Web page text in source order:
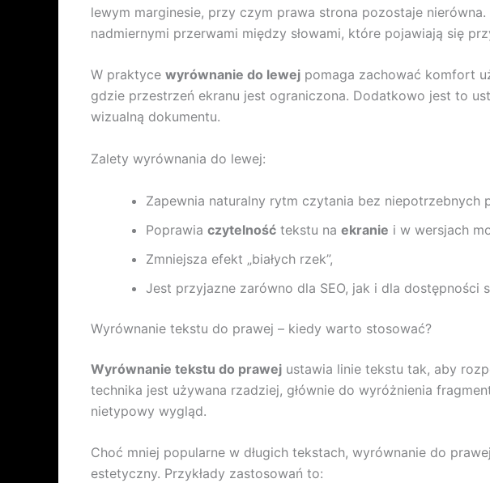
lewym marginesie, przy czym prawa strona pozostaje
nadmiernymi przerwami między słowami, które pojawiają się
W praktyce wyrównanie do lewej pomaga zachować komfort
gdzie przestrzeń ekranu jest ograniczona. Dodatkowo jest to
wizualną dokumentu.
Zalety wyrównania do lewej:
Zapewnia naturalny rytm czytania bez niepotrzebnych
Poprawia czytelność tekstu na ekranie i w wersjach
Zmniejsza efekt „białych rzek”,
Jest przyjazne zarówno dla SEO, jak i dla dostępności
Wyrównanie tekstu do prawej – kiedy warto stosować?
Wyrównanie tekstu do prawej ustawia linie tekstu tak, aby
technika jest używana rzadziej, głównie do wyróżnienia
nietypowy wygląd.
Choć mniej popularne w długich tekstach, wyrównanie do
estetyczny. Przykłady zastosowań to: